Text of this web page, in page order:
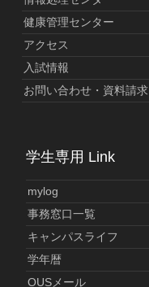
健康管理センター
アクセス
入試情報
お問い合わせ・資料請求
学生専用 Link
mylog
事務窓口一覧
キャンパスライフ
学年暦
OUSメール